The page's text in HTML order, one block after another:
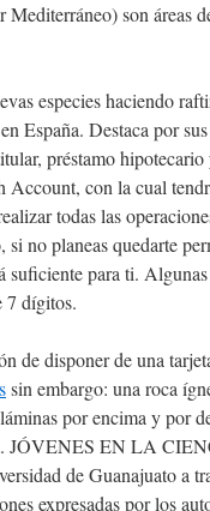
son áreas
especies haciendo
España. Destaca por
préstamo
Account, con la cual
todas las
no planeas quedarte
suficiente para ti.
7 dígitos.
de disponer de una
sin embargo: una roca
por encima y por
JÓVENES EN LA
de Guanajuato a
expresadas por los